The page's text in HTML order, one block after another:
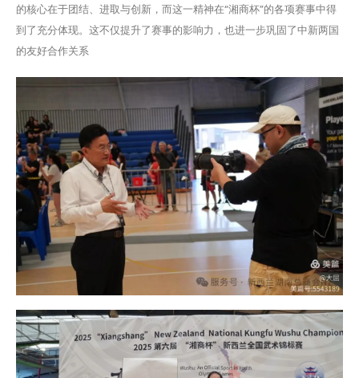
的核心在于团结、进取与创新，而这一精神在“湘商杯”的各项赛事中得
到了充分体现。这不仅提升了赛事的影响力，也进一步巩固了中新两国
的友好合作关系